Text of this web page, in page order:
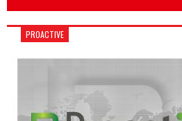
PROACTIVE